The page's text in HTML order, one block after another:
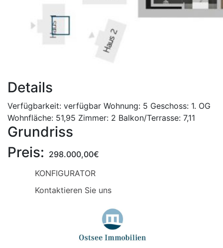
Details
Verfügbarkeit: verfügbar Wohnung: 5 Geschoss: 1. OG
Wohnfläche: 51,95 Zimmer: 2 Balkon/Terrasse: 7,11
Grundriss
Preis: 298.000,00€
KONFIGURATOR
Kontaktieren Sie uns